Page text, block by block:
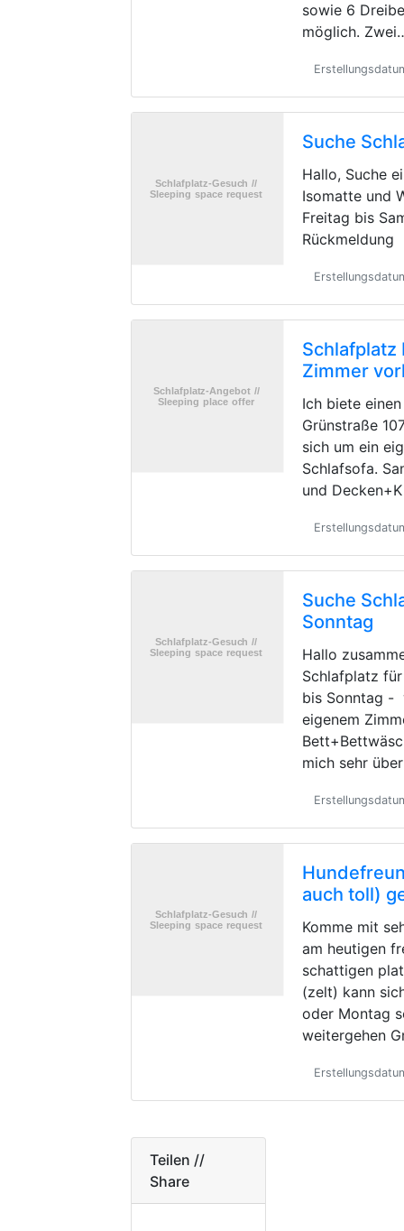
sowie 6
möglich.
Suche
Hallo, Suche
Isomatte und
Freitag bis
Rückmeldung
Schlafplatz
Zimmer
Ich biete
Grünstraße
sich um ein
Schlafsofa.
und
Suche
Sonntag
Hallo
Schlafplatz
bis Sonntag -
eigenem
mich sehr
auch toll)
Komme mit
am heutigen
schattigen
(zelt) kann
oder Montag
weitergehen
Teilen //
Share